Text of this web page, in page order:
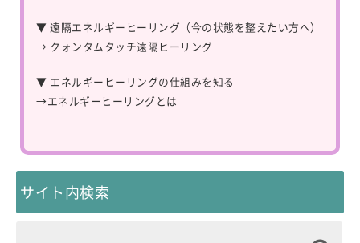
▼ 遠隔エネルギーヒーリング（今の状態を整えたい方へ）
→ クォンタムタッチ遠隔ヒーリング
▼ エネルギーヒーリングの仕組みを知る
→エネルギーヒーリングとは
サイト内検索